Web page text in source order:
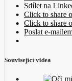
Sdílet na
Click to share
Click to share
Poslat e-
Související videa